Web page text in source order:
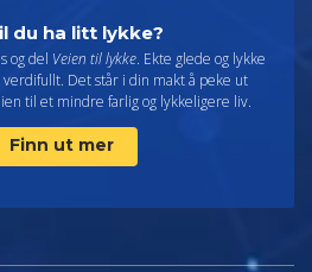
du ha litt lykke?
og del Veien til lykke. Ekte glede og lykke
Det står i din makt å peke ut
til et mindre farlig og lykkeligere liv.
Finn ut mer